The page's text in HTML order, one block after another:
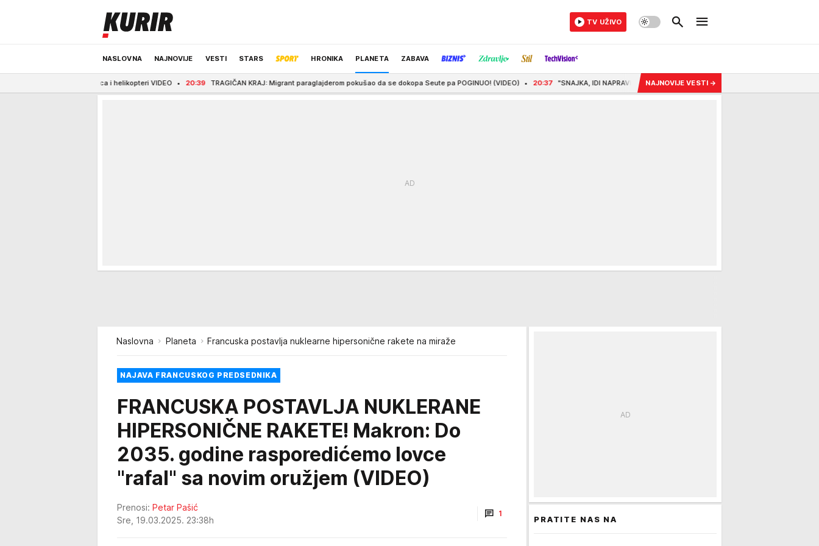
NASLOVNA NAJNOVIJE VESTI STARS HRONIKA PLANETA ZABAVA
ODRŽIVA BUDUĆNOST REGION NEWS IZBOR UREDNIKA
TV UŽIVO
i helikopteri VIDEO 20:39 TRAGIČAN KRAJ: Migrant paraglajderom pokušao da se dokopa Seute pa POGINUO! (VIDEO) 20:37 "SNAJKA, IDI NAPRAVI NEŠTO ZA JELO" Viktor kaže da se Mina dobro pokazala pred njegovom
NAJNOVIJE VESTI →
Naslovna Planeta Francuska postavlja nuklearne hipersonične rakete na miraže
NAJAVA FRANCUSKOG PREDSEDNIKA
FRANCUSKA POSTAVLJA NUKLERANE
HIPERSONIČNE RAKETE! Makron: Do
2035. godine rasporedićemo lovce
"rafal" sa novim oružjem (VIDEO)
Prenosi: Petar Pašić
Sre, 19.03.2025. 23:38h
1
PRATITE NAS NA